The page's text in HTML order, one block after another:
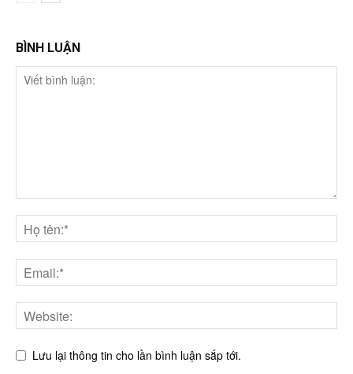
BÌNH LUẬN
Lưu lại thông tin cho lần bình luận sắp tới.